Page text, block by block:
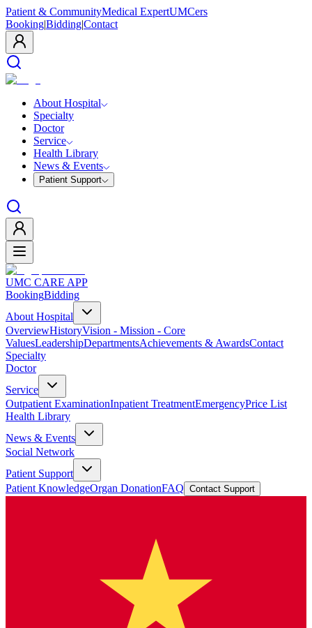
Patient & CommunityMedical ExpertUMCers
Booking|Bidding|Contact
About Hospital
Specialty
Doctor
Service
Health Library
News & Events
Patient Support
UMC CARE APP
BookingBidding
About Hospital
OverviewHistoryVision - Mission - Core
ValuesLeadershipDepartmentsAchievements & AwardsContact
Specialty
Doctor
Service
Outpatient ExaminationInpatient TreatmentEmergencyPrice List
Health Library
News & Events
Social Network
Patient Support
Patient KnowledgeOrgan DonationFAQ Contact Support